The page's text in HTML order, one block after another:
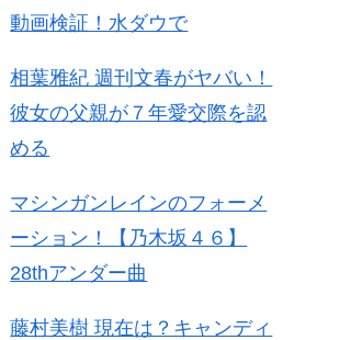
動画検証！水ダウで
相葉雅紀 週刊文春がヤバい！
彼女の父親が７年愛交際を認
める
マシンガンレインのフォーメ
ーション！【乃木坂４６】
28thアンダー曲
藤村美樹 現在は？キャンディ